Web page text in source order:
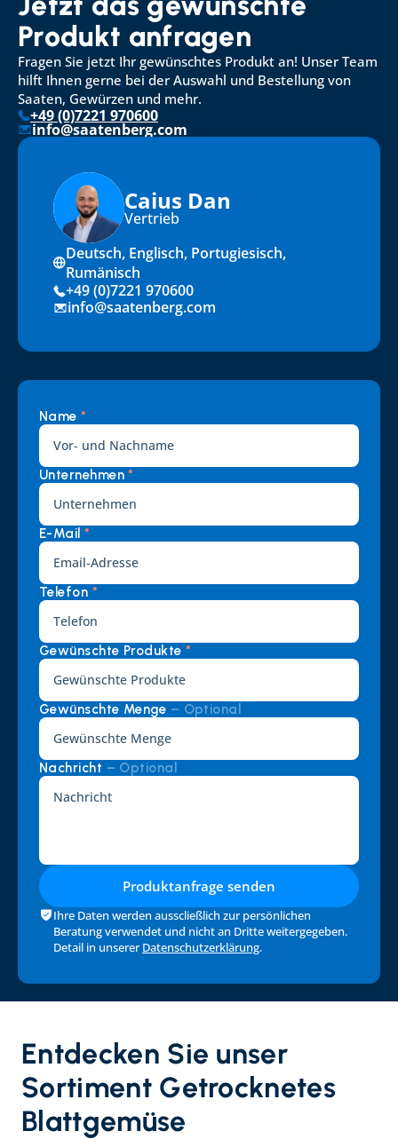
Produkt anfragen
Fragen Sie jetzt Ihr gewünschtes Produkt an! Unser Team
hilft Ihnen gerne bei der Auswahl und Bestellung von
Saaten, Gewürzen und mehr.
+49 (0)7221 970600
info@saatenberg.com
Caius Dan
Vertrieb
Deutsch, Englisch, Portugiesisch,
Rumänisch
+49 (0)7221 970600
info@saatenberg.com
Name *
Unternehmen *
E-Mail *
Telefon *
Gewünschte Produkte *
Gewünschte Menge – Optional
Nachricht – Optional
Produktanfrage senden
Ihre Daten werden ausscließlich zur persönlichen
Beratung verwendet und nicht an Dritte weitergegeben.
Detail in unserer Datenschutzerklärung.
Entdecken Sie unser
Sortiment Getrocknetes
Blattgemüse